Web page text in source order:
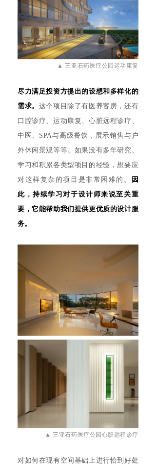
▲ 三亚石药医疗公园运动康复
尽力满足投资方提出的设想和多样化的
需求。 这个项目除了有医养客房，还有
口腔诊疗、运动康复、心脏远程诊疗、
中医、SPA与高级餐饮，展示销售与户
外休闲景观等等。如果没有多年研究、
学习和积累各类型项目的经验，想要应
对这样复杂的项目是非常困难的。
因
此，持续学习对于设计师来说至关重
要，它能帮助我们提供更优质的设计服
务。
▲ 三亚石药医疗公园心脏远程诊疗
对如何在现有空间基础上进行恰到好处